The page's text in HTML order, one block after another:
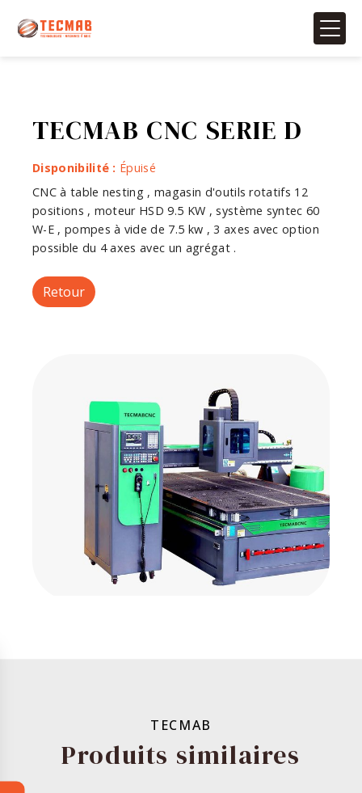
TECMAB CNC SERIE D
Disponibilité : Épuisé
CNC à table nesting , magasin d'outils rotatifs 12
positions , moteur HSD 9.5 KW , système syntec 60
W-E , pompes à vide de 7.5 kw , 3 axes avec option
possible du 4 axes avec un agrégat .
Retour
TECMAB
Produits similaires